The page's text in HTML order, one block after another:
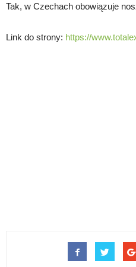
Tak, w Czechach obowiązuje
Link do strony: https://